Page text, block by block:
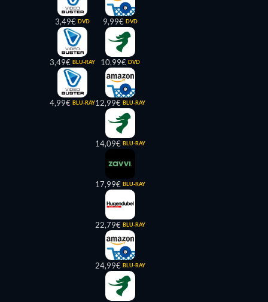
3,49€ DVD
3,49€ BLU-RAY
4,99€ BLU-RAY
9,99€ DVD
10,99€ DVD
12,99€ BLU-RAY
14,09€ BLU-RAY
17,99€ BLU-RAY
22,79€ BLU-RAY
24,99€ BLU-RAY